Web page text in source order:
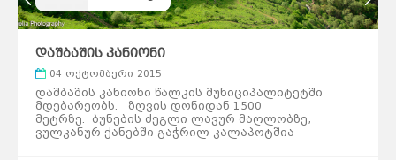
დაშბაშის კანიონი
04 ოქტომბერი 2015
დაშბაშის კანიონი წალკის მუნიციპალიტეტში
მდებარეობს. ზღვის დონიდან 1500
მეტრზე. ბუნების ძეგლი ლავურ მაღლობზე,
ვულკანურ ქანებში გაჭრილ კალაპოტშია